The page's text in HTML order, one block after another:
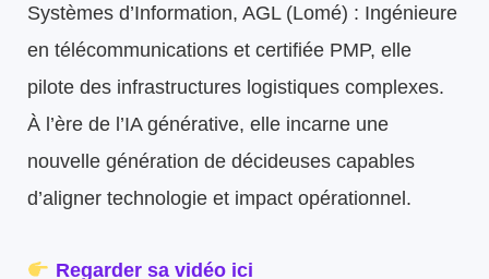
Systèmes d’Information, AGL (Lomé) : Ingénieure
en télécommunications et certifiée PMP, elle
pilote des infrastructures logistiques complexes.
À l’ère de l’IA générative, elle incarne une
nouvelle génération de décideuses capables
d’aligner technologie et impact opérationnel.
Regarder sa vidéo ici